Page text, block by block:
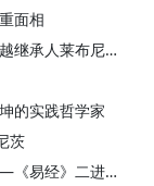
面相
承人莱布尼茨
的实践哲学家
茨
制发明及莱布尼茨